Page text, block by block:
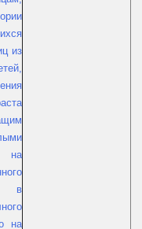
из
на
в
на